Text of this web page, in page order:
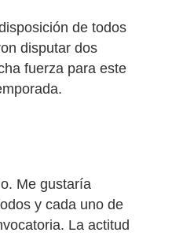
de todos
disputar dos
fuerza para este
Me gustaría
y cada uno de
La actitud